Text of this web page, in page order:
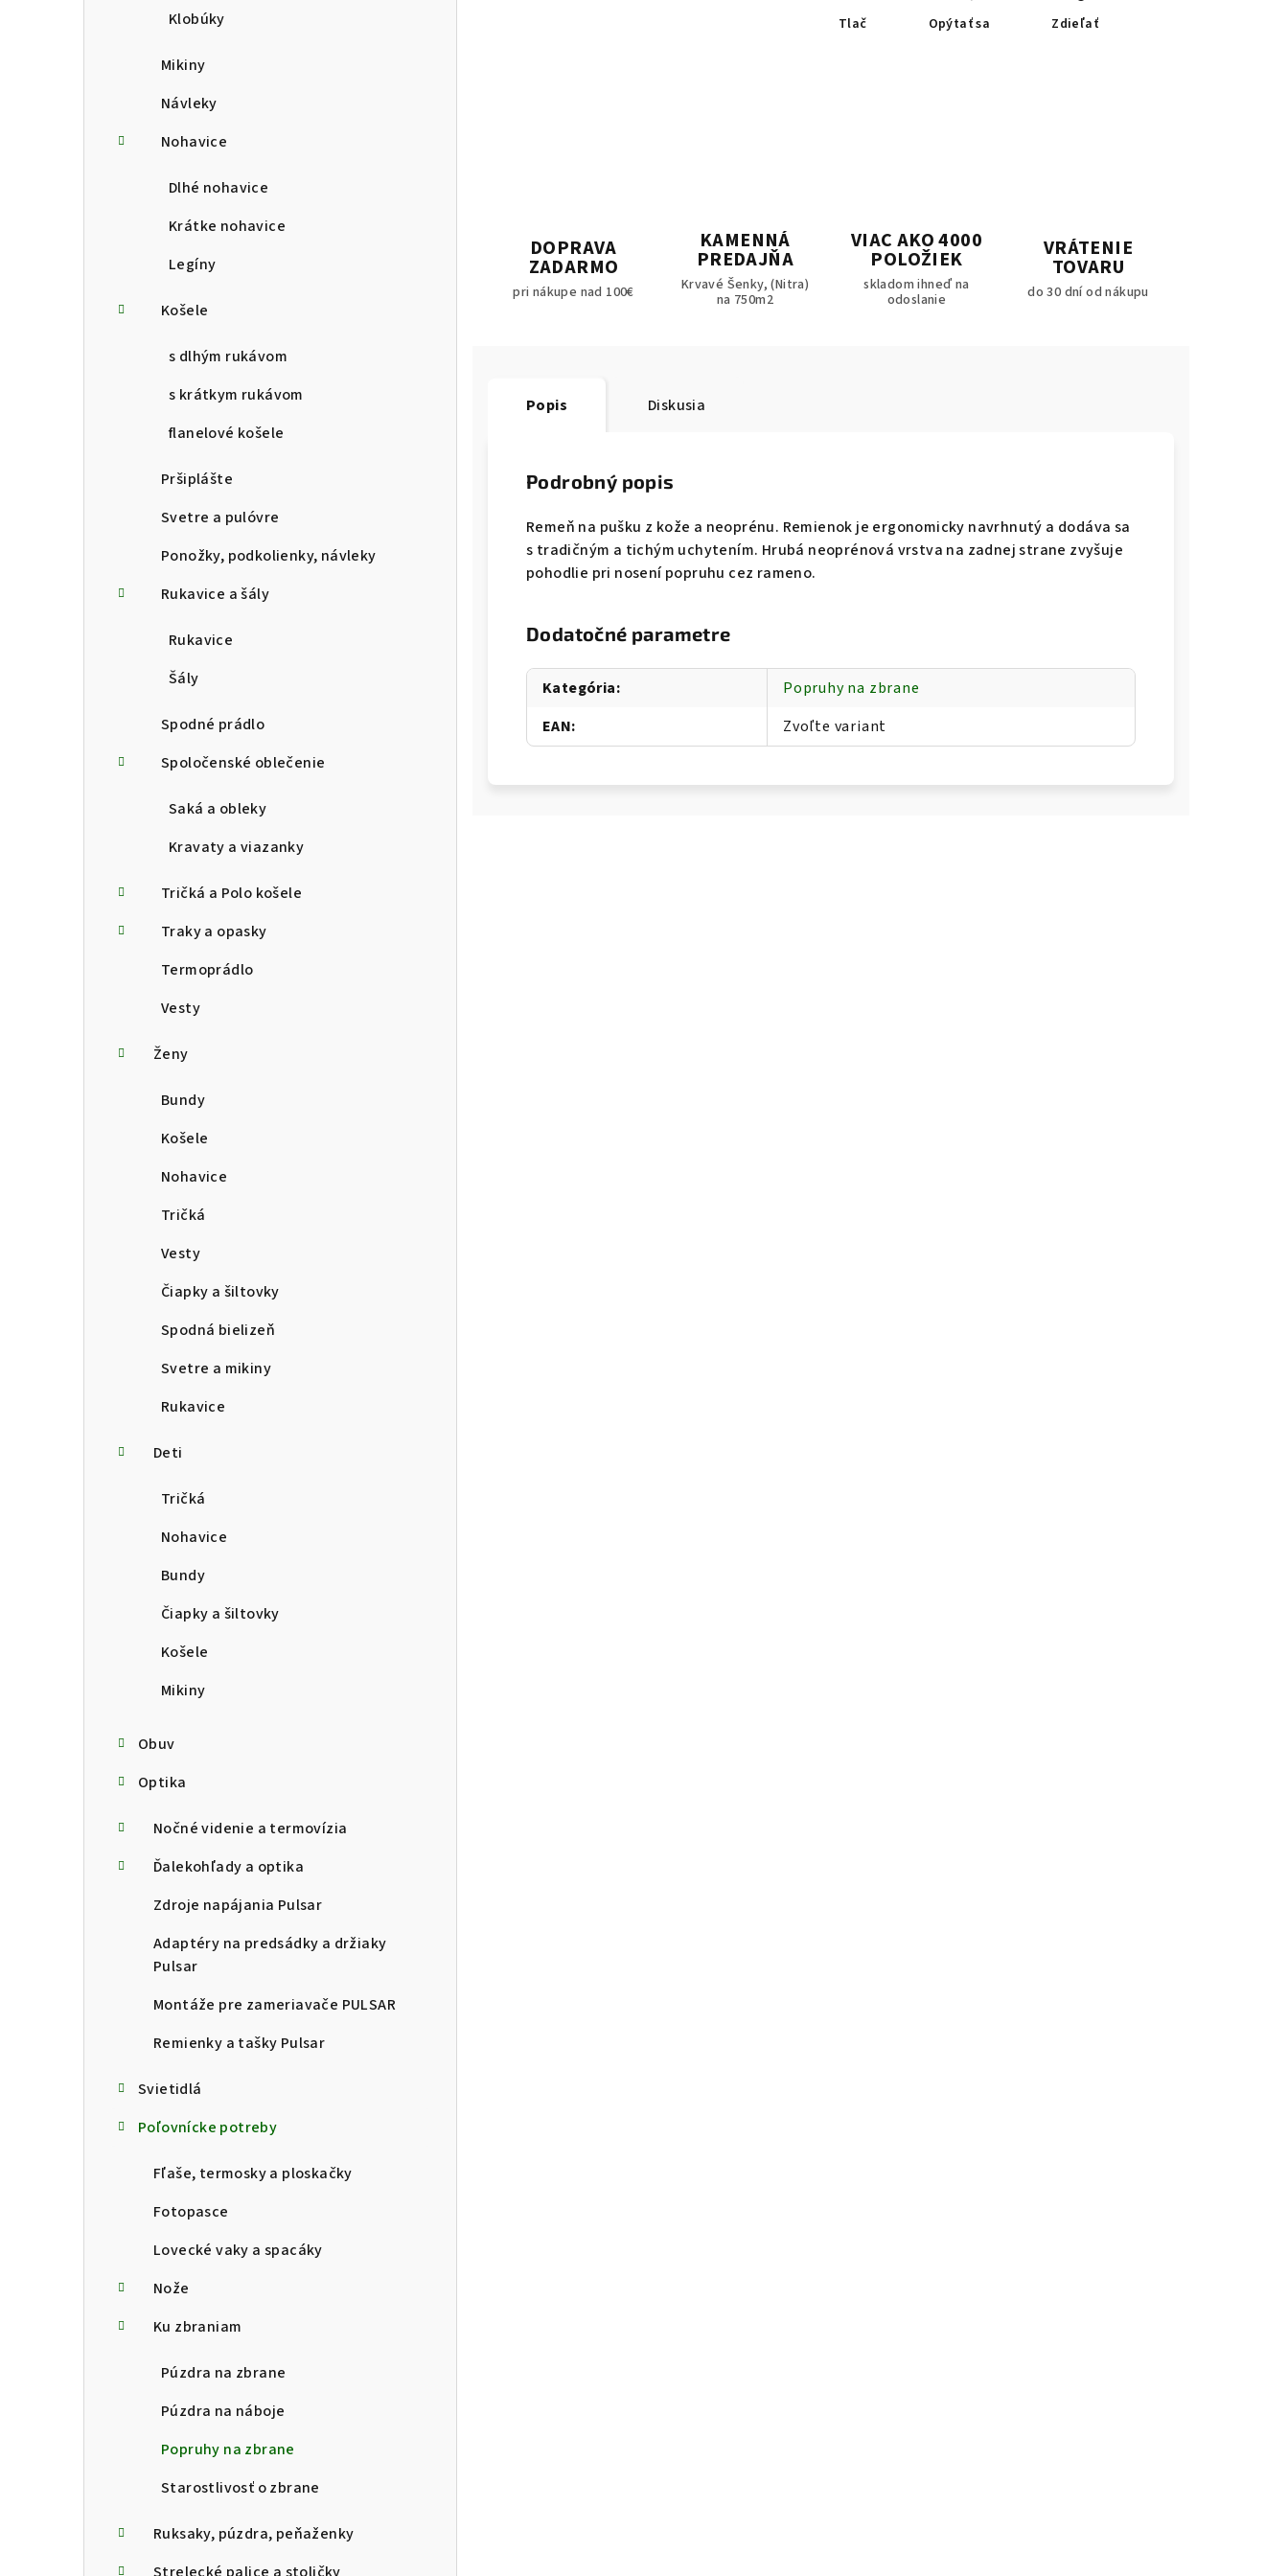
Klobúky
Mikiny
Návleky
Nohavice
Dlhé nohavice
Krátke nohavice
Legíny
Košele
s dlhým rukávom
s krátkym rukávom
flanelové košele
Pršiplášte
Svetre a pulóvre
Ponožky, podkolienky, návleky
Rukavice a šály
Rukavice
Šály
Spodné prádlo
Spoločenské oblečenie
Saká a obleky
Kravaty a viazanky
Tričká a Polo košele
Traky a opasky
Termoprádlo
Vesty
Ženy
Bundy
Košele
Nohavice
Tričká
Vesty
Čiapky a šiltovky
Spodná bielizeň
Svetre a mikiny
Rukavice
Deti
Tričká
Nohavice
Bundy
Čiapky a šiltovky
Košele
Mikiny
Obuv
Optika
Nočné videnie a termovízia
Ďalekohľady a optika
Zdroje napájania Pulsar
Adaptéry na predsádky a držiaky
Pulsar
Montáže pre zameriavače PULSAR
Remienky a tašky Pulsar
Svietidlá
Poľovnícke potreby
Fľaše, termosky a ploskačky
Fotopasce
Lovecké vaky a spacáky
Nože
Ku zbraniam
Púzdra na zbrane
Púzdra na náboje
Popruhy na zbrane
Starostlivosť o zbrane
Ruksaky, púzdra, peňaženky
Tlač Opýtať sa Zdieľať
DOPRAVA
ZADARMO
pri nákupe nad 100€
KAMENNÁ
PREDAJŇA
Krvavé Šenky, (Nitra)
na 750m2
VIAC AKO 4000
POLOŽIEK
skladom ihneď na
odoslanie
VRÁTENIE
TOVARU
do 30 dní od nákupu
Popis Diskusia
Podrobný popis
Remeň na pušku z kože a neoprénu. Remienok je ergonomicky navrhnutý a dodáva sa
s tradičným a tichým uchytením. Hrubá neoprénová vrstva na zadnej strane zvyšuje
pohodlie pri nosení popruhu cez rameno.
Dodatočné parametre
Kategória:
Popruhy na zbrane
EAN: Zvoľte variant